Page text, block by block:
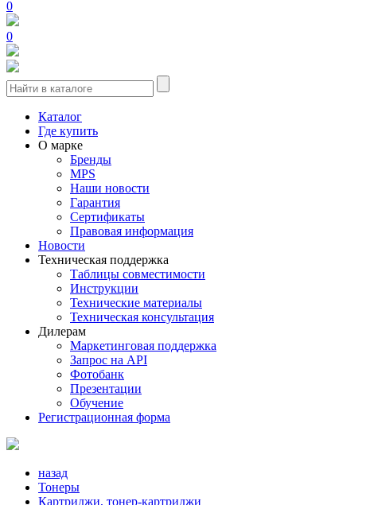
0
0
Каталог
Где купить
О марке
Бренды
MPS
Наши новости
Гарантия
Сертификаты
Правовая информация
Новости
Техническая поддержка
Таблицы совместимости
Инструкции
Технические материалы
Техническая консультация
Дилерам
Маркетинговая поддержка
Запрос на API
Фотобанк
Презентации
Обучение
Регистрационная форма
назад
Тонеры
Картриджи, тонер-картриджи